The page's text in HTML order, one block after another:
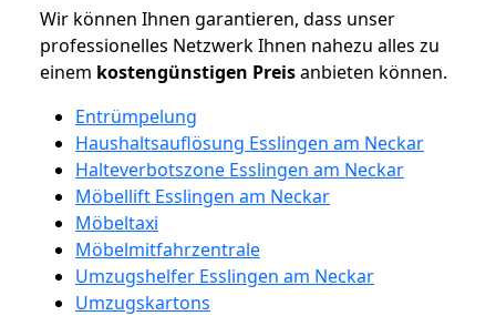
Wir können Ihnen garantieren, dass unser
professionelles Netzwerk Ihnen nahezu alles zu
einem kostengünstigen Preisanbieten können.
Entrümpelung
Haushaltsauflösung Esslingen am Neckar
Halteverbotszone Esslingen am Neckar
Möbellift Esslingen am Neckar
Möbeltaxi
Möbelmitfahrzentrale
Umzugshelfer Esslingen am Neckar
Umzugskartons